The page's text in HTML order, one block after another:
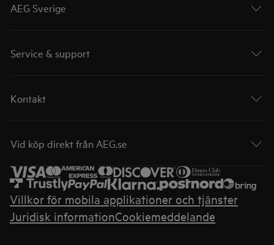
AEG Sverige
Service & support
Kontakt
Vid köp direkt från AEG.se
Villkor för mobila applikationer och tjänster
Juridisk informationCookiemeddelande